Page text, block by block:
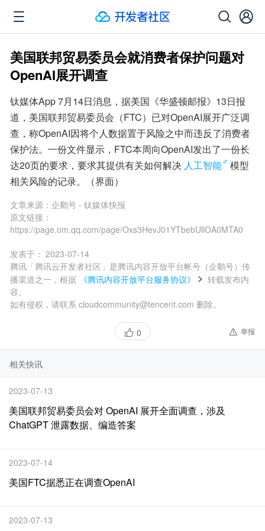
美国联邦贸易委员会就消费者保护问题对
OpenAI展开调查
钛媒体App 7月14日消息，据美国《华盛顿邮报》13日报
道，美国联邦贸易委员会（FTC）已对OpenAI展开广泛调
查，称OpenAI因将个人数据置于风险之中而违反了消费者
保护法。一份文件显示，FTC本周向OpenAI发出了一份长
达20页的要求，要求其提供有关如何解决 人工智能
模型
相关风险的记录。（界面）
文章来源： 企鹅号 - 钛媒体快报
原文链接：
https://page.om.qq.com/page/Oxs3HevJ01YTbebUllOA0MTA0
发表于： 2023-07-14
腾讯「腾讯云开发者社区」是腾讯内容开放平台帐号（企鹅号）传
播渠道之一，根据
《腾讯内容开放平台服务协议》
转载发布内
容。
如有侵权，请联系 cloudcommunity@tencent.com 删除。
0 举报
相关快讯
2023-07-13
美国联邦贸易委员会对 OpenAI 展开全面调查，涉及
ChatGPT 泄露数据、编造答案
2023-07-14
美国FTC据悉正在调查OpenAI
2023-07-13